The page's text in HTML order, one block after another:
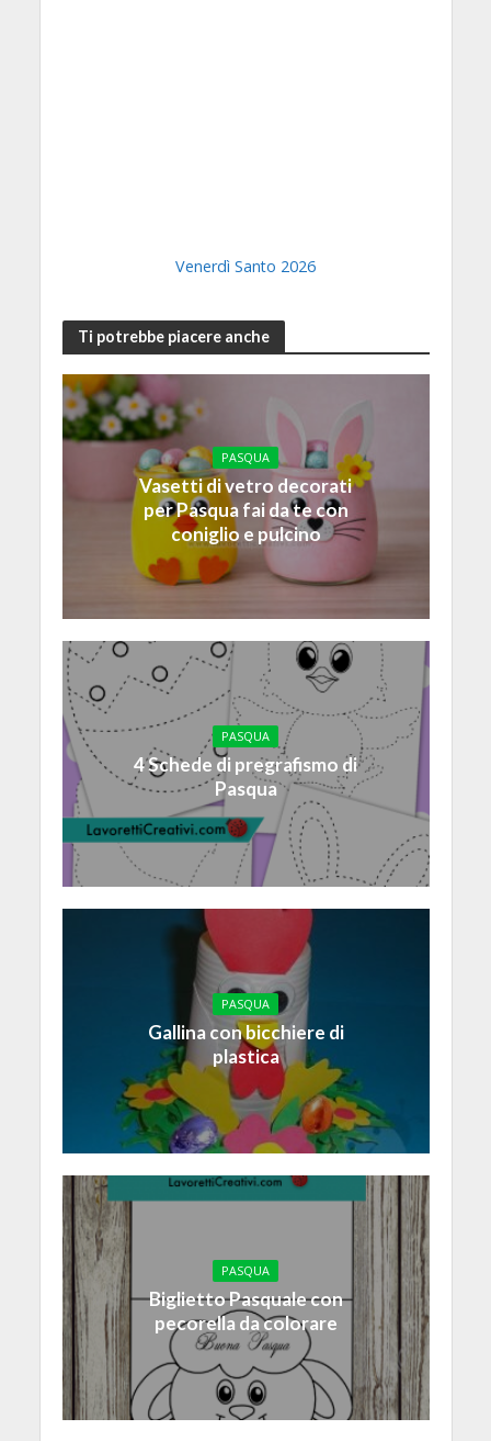
Venerdì Santo 2026
Ti potrebbe piacere anche
PASQUA
Vasetti di vetro decorati
per Pasqua fai da te con
coniglio e pulcino
PASQUA
4 Schede di pregrafismo di
Pasqua
PASQUA
Gallina con bicchiere di
plastica
PASQUA
Biglietto Pasquale con
pecorella da colorare